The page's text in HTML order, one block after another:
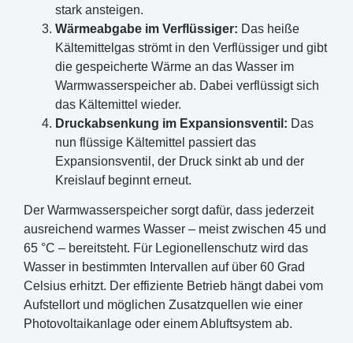
stark ansteigen.
Wärmeabgabe im Verflüssiger: Das heiße
Kältemittelgas strömt in den Verflüssiger und gibt
die gespeicherte Wärme an das Wasser im
Warmwasserspeicher ab. Dabei verflüssigt sich
das Kältemittel wieder.
Druckabsenkung im Expansionsventil: Das
nun flüssige Kältemittel passiert das
Expansionsventil, der Druck sinkt ab und der
Kreislauf beginnt erneut.
Der Warmwasserspeicher sorgt dafür, dass jederzeit
ausreichend warmes Wasser – meist zwischen 45 und
65 °C – bereitsteht. Für Legionellenschutz wird das
Wasser in bestimmten Intervallen auf über 60 Grad
Celsius erhitzt. Der effiziente Betrieb hängt dabei vom
Aufstellort und möglichen Zusatzquellen wie einer
Photovoltaikanlage oder einem Abluftsystem ab.